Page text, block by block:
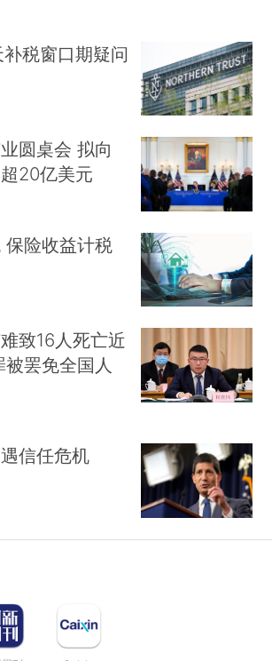
税窗口期疑问
圆桌会 拟向
20亿美元
险收益计税
致16人死亡近
罢免全国人
信任危机